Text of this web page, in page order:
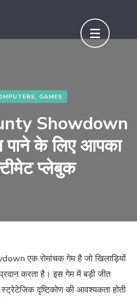
GAMES
Showdown
पाने के लिए आपका
प्लेबुक
एक रोमांचक गेम है जो खिलाड़ियों
करता है। इस गेम में बड़ी जीत
दृष्टिकोण की आवश्यकता होती